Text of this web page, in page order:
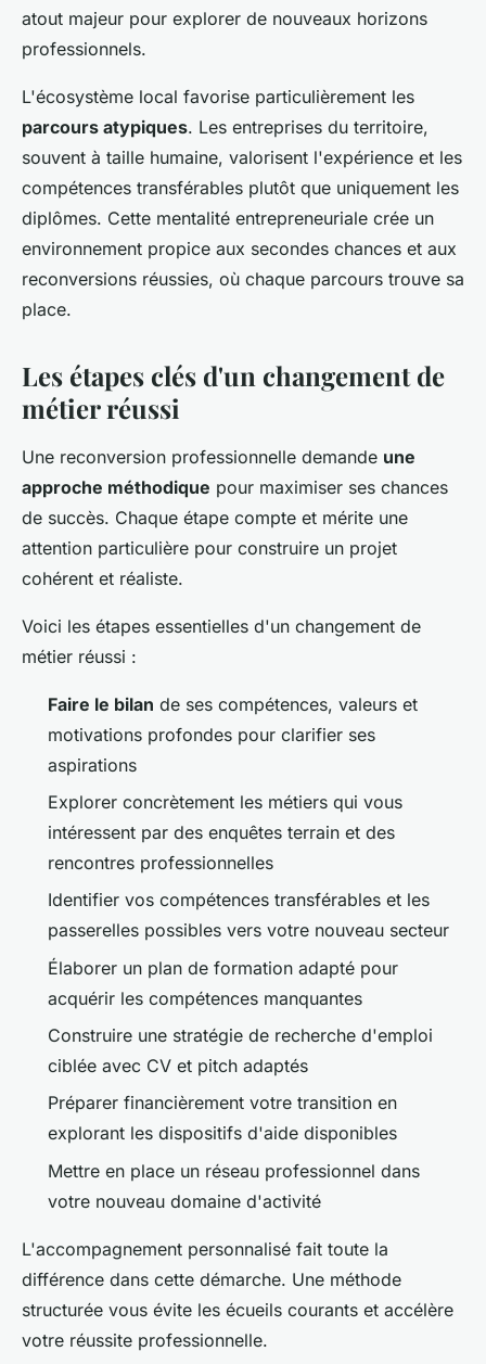
atout majeur pour explorer de nouveaux horizons
professionnels.
L'écosystème local favorise particulièrement les
parcours atypiques. Les entreprises du territoire,
souvent à taille humaine, valorisent l'expérience et les
compétences transférables plutôt que uniquement les
diplômes. Cette mentalité entrepreneuriale crée un
environnement propice aux secondes chances et aux
reconversions réussies, où chaque parcours trouve sa
place.
Les étapes clés d'un changement de
métier réussi
Une reconversion professionnelle demande une
approche méthodique pour maximiser ses chances
de succès. Chaque étape compte et mérite une
attention particulière pour construire un projet
cohérent et réaliste.
Voici les étapes essentielles d'un changement de
métier réussi :
Faire le bilan de ses compétences, valeurs et
motivations profondes pour clarifier ses
aspirations
Explorer concrètement les métiers qui vous
intéressent par des enquêtes terrain et des
rencontres professionnelles
Identifier vos compétences transférables et les
passerelles possibles vers votre nouveau secteur
Élaborer un plan de formation adapté pour
acquérir les compétences manquantes
Construire une stratégie de recherche d'emploi
ciblée avec CV et pitch adaptés
Préparer financièrement votre transition en
explorant les dispositifs d'aide disponibles
Mettre en place un réseau professionnel dans
votre nouveau domaine d'activité
L'accompagnement personnalisé fait toute la
différence dans cette démarche. Une méthode
structurée vous évite les écueils courants et accélère
votre réussite professionnelle.